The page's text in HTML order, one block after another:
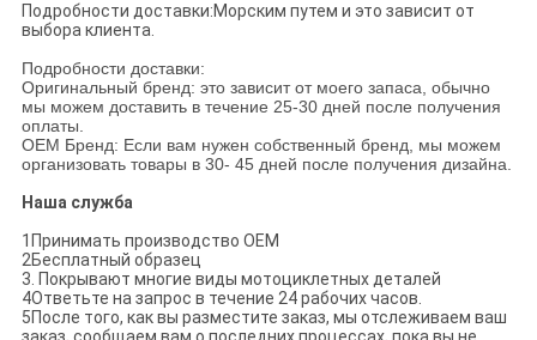
Подробности доставки:Морским путем и это зависит от
выбора клиента.
Подробности доставки:
Оригинальный бренд: это зависит от моего запаса, обычно
мы можем доставить в течение 25-30 дней после получения
оплаты.
OEM Бренд: Если вам нужен собственный бренд, мы можем
организовать товары в 30- 45 дней после получения дизайна.
Наша служба
1Принимать производство OEM
2Бесплатный образец
3. Покрывают многие виды мотоциклетных деталей
4Ответьте на запрос в течение 24 рабочих часов.
5После того, как вы разместите заказ, мы отслеживаем ваш